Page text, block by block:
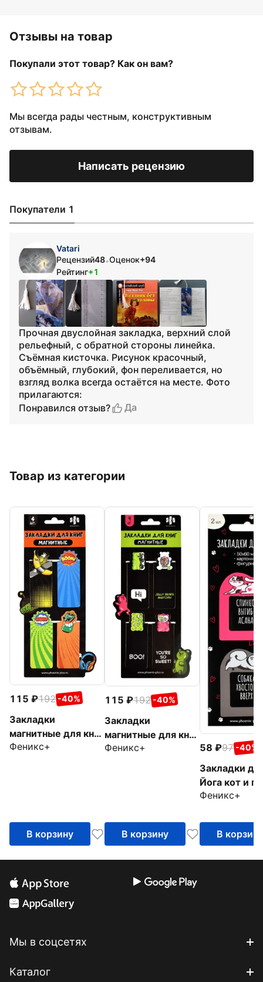
Отзывы на товар
Покупали этот товар? Как он вам?
Мы всегда рады честным, конструктивным
отзывам.
Написать рецензию
Покупатели 1
Vatari
Рецензий48•Оценок+94
Рейтинг+1
Прочная двуслойная закладка, верхний слой
рельефный, с обратной стороны линейка.
Съёмная кисточка. Рисунок красочный,
объёмный, глубокий, фон переливается, но
взгляд волка всегда остаётся на месте. Фото
прилагаются:
Понравился отзыв?
Да
Товар из категории
115 192 -40%
Закладки
магнитные для книг
Стрит-арт, 4 штуки
Феникс+
В корзину
115 192 -40%
Закладки
магнитные для книг
Желейные мишки,
Феникс+
В корзину
58 97 -40%
Закладки
Йога кот и
штуки
Феникс+
В корзину
Мы в соцсетях
Каталог